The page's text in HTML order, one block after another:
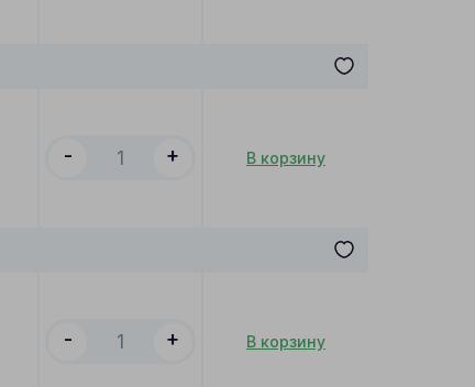
- + В корзину
- + В корзину